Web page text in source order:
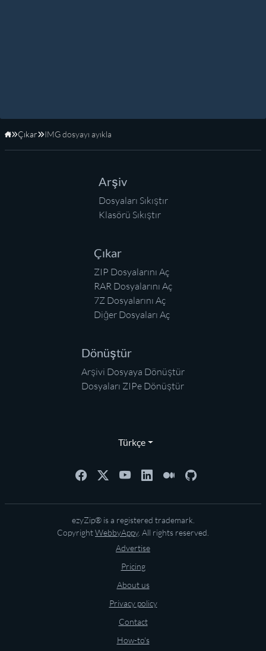
Anasayfa
Çıkar IMG dosyayı ayıkla
Arşiv
Dosyaları Sıkıştır
Klasörü Sıkıştır
Çıkar
ZIP Dosyalarını Aç
RAR Dosyalarını Aç
7Z Dosyalarını Aç
Diğer Dosyaları Aç
Dönüştür
Arşivi Dosyaya Dönüştür
Dosyaları ZIPe Dönüştür
Türkçe
ezyZip® is a registered trademark.
CopyrightWebbyAppy. All rights reserved.
Advertise
Pricing
About us
Privacy policy
Contact
How-to's